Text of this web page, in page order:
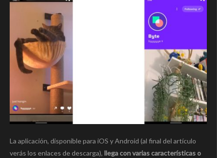
La aplicación, disponible para iOS y Android (al final del artículo
verás los enlaces de descarga), llega con varias características o